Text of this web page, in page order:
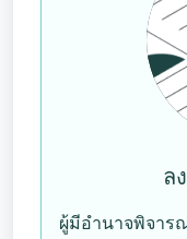
ล
ผู้มีอำนาจพิจาร